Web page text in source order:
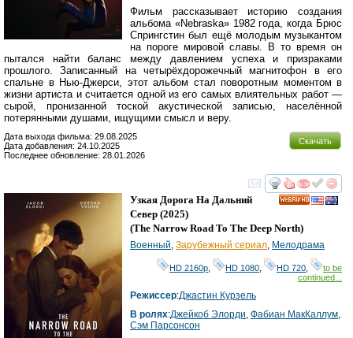
Фильм рассказывает историю создания
альбома «Nebraska» 1982 года, когда Брюс
Спрингстин был ещё молодым музыкантом
на пороге мировой славы. В то время он
пытался найти баланс между давлением успеха и призраками
прошлого. Записанный на четырёхдорожечный магнитофон в его
спальне в Нью-Джерси, этот альбом стал поворотным моментом в
жизни артиста и считается одной из его самых влиятельных работ —
сырой, пронизанной тоской акустической записью, населённой
потерянными душами, ищущими смысл и веру.
Скачать
Дата выхода фильма: 29.08.2025
Дата добавления: 24.10.2025
Последнее обновление: 28.01.2026
смотреть
Узкая Дорога На Дальний
Север (2025)
(The Narrow Road To The Deep North)
Военный, Зарубежный сериал, Мелодрама
HD 2160р HD 1080 HD 720
to be
continued...
Режиссер:Джастин Курзель
В ролях:Джейкоб Элорди, Фабиан МакКаллум,
Сэм Парсонсон